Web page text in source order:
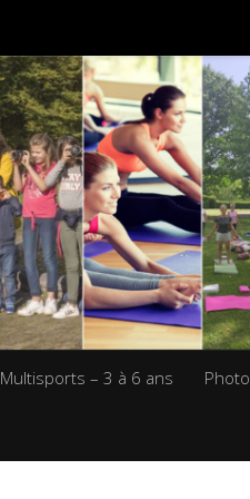
Multisports – 3 à 6 ans Photo